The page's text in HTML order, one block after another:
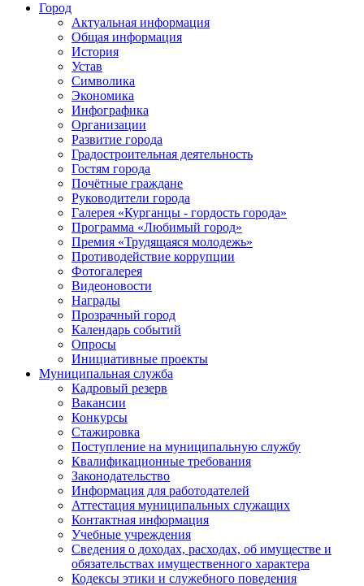
Город
Актуальная информация
Общая информация
История
Устав
Символика
Экономика
Инфографика
Организации
Развитие города
Градостроительная деятельность
Гостям города
Почётные граждане
Руководители города
Галерея «Курганцы - гордость города»
Программа «Любимый город»
Премия «Трудящаяся молодежь»
Противодействие коррупции
Фотогалерея
Видеоновости
Награды
Прозрачный город
Календарь событий
Опросы
Инициативные проекты
Муниципальная служба
Кадровый резерв
Вакансии
Конкурсы
Стажировка
Поступление на муниципальную службу
Квалификационные требования
Законодательство
Информация для работодателей
Аттестация муниципальных служащих
Контактная информация
Учебные учреждения
Сведения о доходах, расходах, об имуществе и
обязательствах имущественного характера
Кодексы этики и служебного поведения